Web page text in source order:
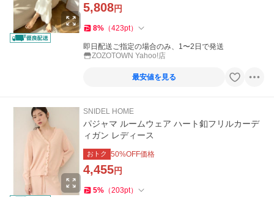
5,808円
8% （423pt）
即日配送ご指定の場合のみ、1〜2日で発送
ZOZOTOWN Yahoo!店
最安値を見る
SNIDEL HOME
パジャマ ルームウェア ハート釦フリルカーデ
ィガン レディース
おトク 50%OFF価格
4,455円
5% （203pt）